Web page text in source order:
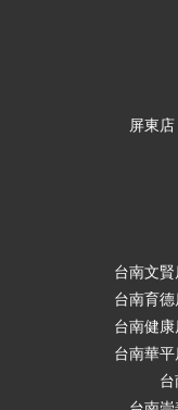
屏東
台南文
台南育
台南健
台南華